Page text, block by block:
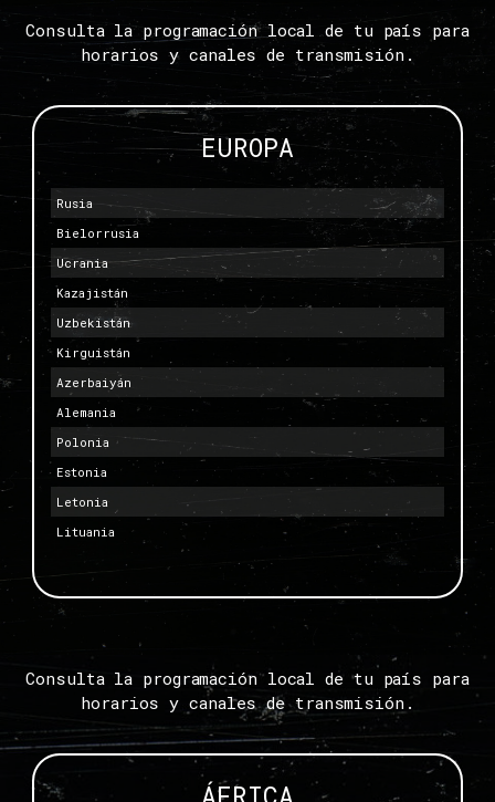
Consulta la programación local de tu país para
horarios y canales de transmisión.
EUROPA
Rusia
Bielorrusia
Ucrania
Kazajistán
Uzbekistán
Kirguistán
Azerbaiyán
Alemania
Polonia
Estonia
Letonia
Lituania
Consulta la programación local de tu país para
horarios y canales de transmisión.